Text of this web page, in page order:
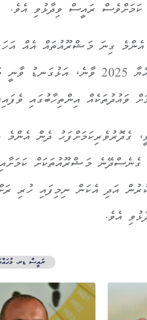
ކަމަށްވެސް ރައީސް ވިދާޅުވި އެވެ.
އެންމެ ގިނަ މަޝްރޫއުތައް އެއް
އަހަރަށް އިރާދަކުރެވިއްޔާ 2025
ވައުދުތަކެއް އިންތިހާބުގައި
ގެދޮރުވެރިކަމަށްފަހު ދެން
ގެނެސްދޭނެ މަޝްރޫއުތަކަށް
އަދި އެކަން ނިމިފައި ހުރި
އެވެ.
ރައީސް ޑރ.